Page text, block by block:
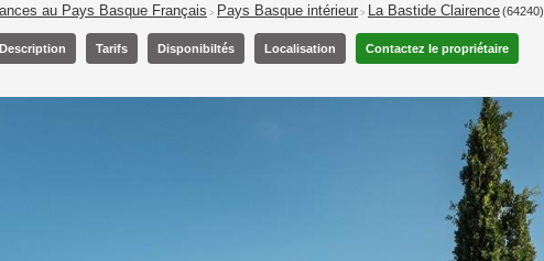
au Pays Basque Français > Pays Basque intérieur > La Bastide Clairence(64240)
Description Tarifs Disponibiltés Localisation Contactez le propriétaire